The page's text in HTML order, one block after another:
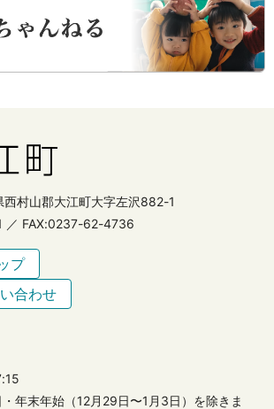
村山郡大江町大字左沢882-1
／ FAX:0237-62-4736
プ
合わせ
年末年始（12月29日〜1月3日）を除きま